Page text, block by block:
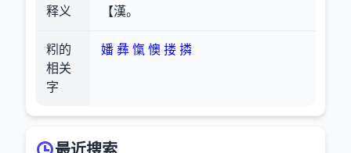
释义
【漢。
粌的
相关
字
嬏 彝 愾 懊 搂 撛